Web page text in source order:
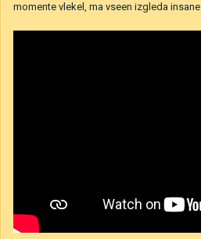
momente vlekel, ma vseen izgleda insane